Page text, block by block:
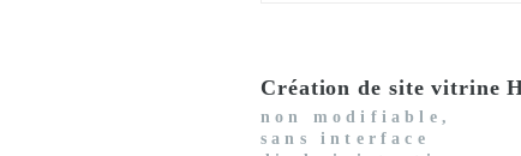
Création de site vitrine
non modifiable,
sans interface